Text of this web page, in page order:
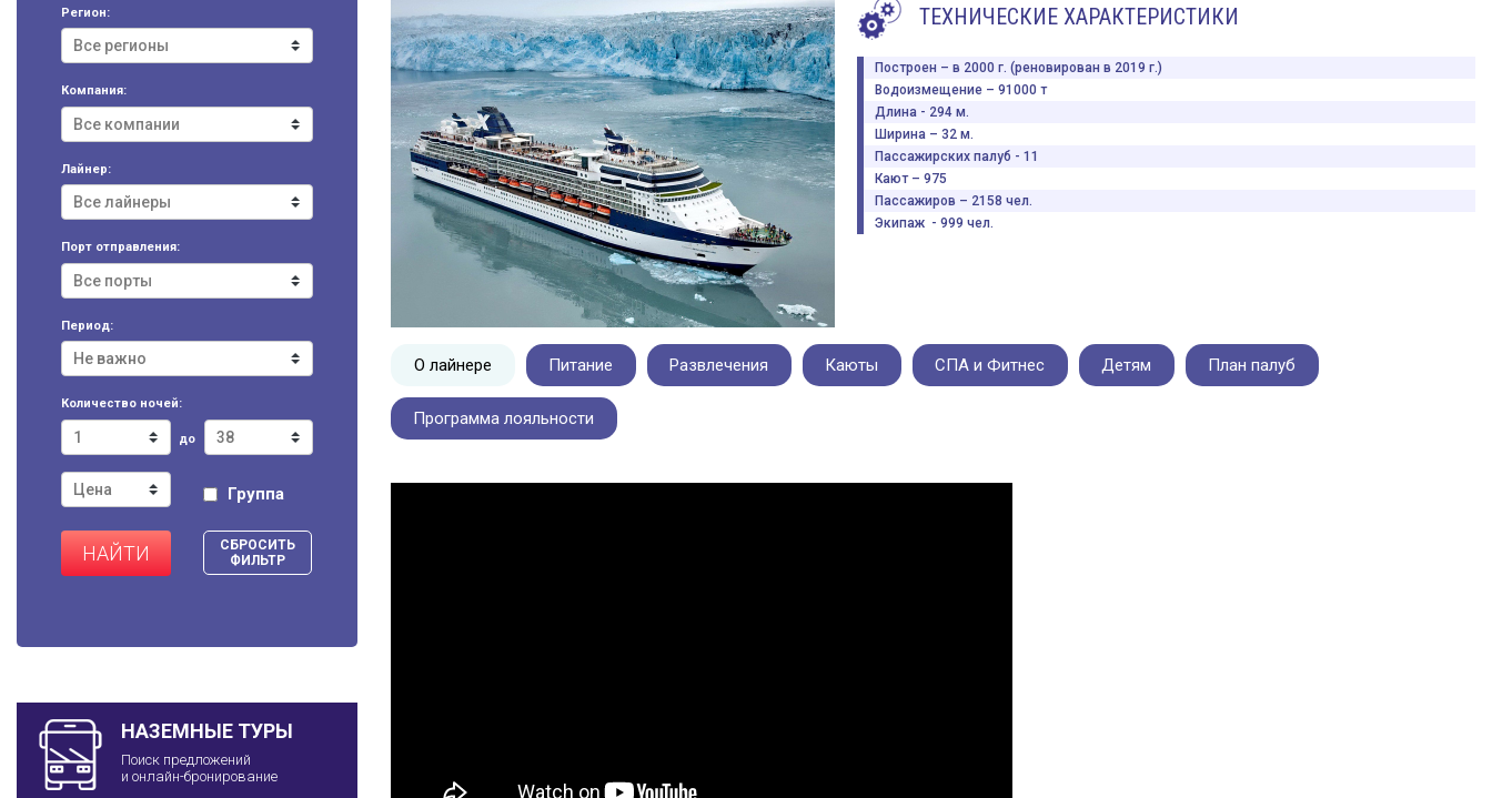
Регион:
Компания:
Лайнер:
Порт отправления:
Период:
Количество ночей:
до
Группа
НАЙТИ
СБРОСИТЬ
ФИЛЬТР
НАЗЕМНЫЕ ТУРЫ
Поиск предложений
и онлайн-бронирование
ТЕХНИЧЕСКИЕ ХАРАКТЕРИСТИКИ
Построен – в 2000 г. (реновирован в 2019 г.)
Водоизмещение – 91000 т
Длина - 294 м.
Ширина – 32 м.
Пассажирских палуб - 11
Кают – 975
Пассажиров – 2158 чел.
Экипаж - 999 чел.
О лайнере Питание Развлечения Каюты СПА и Фитнес Детям План палуб
Программа лояльности